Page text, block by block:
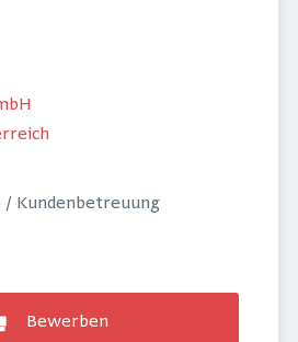
Kundenbetreuung
Bewerben